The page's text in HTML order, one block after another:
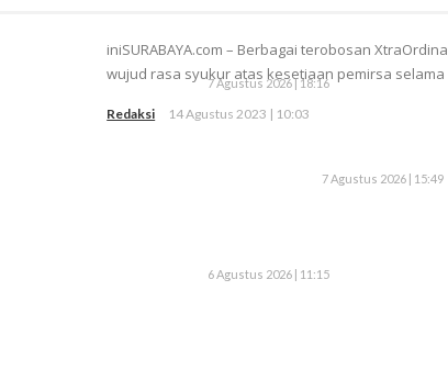
iniSURABAYA.com – Berbagai terobosan
wujud rasa syukur atas kesetiaan pemirsa selama
Redaksi 14 Agustus 2023 | 10:03
7 Agustus 2026 | 18:16
7 Agustus 2026 | 15:49
6 Agustus 2026 | 11:15